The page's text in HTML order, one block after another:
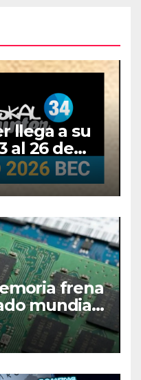
llega a su
al 26 de
frena
mundial